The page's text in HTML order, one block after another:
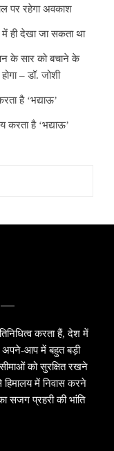
पर रहेगा अवकाश
में ही देखा जा सकता था
के सार को बचाने के
– डॉ. जोशी
है ‘भद्याऊ’
करता है ‘भद्याऊ’
करता हैं, देश में
अपने-आप में बहुत बड़ी
को सुरक्षित रखने
में निवास करने
सजग प्रहरी की भांति